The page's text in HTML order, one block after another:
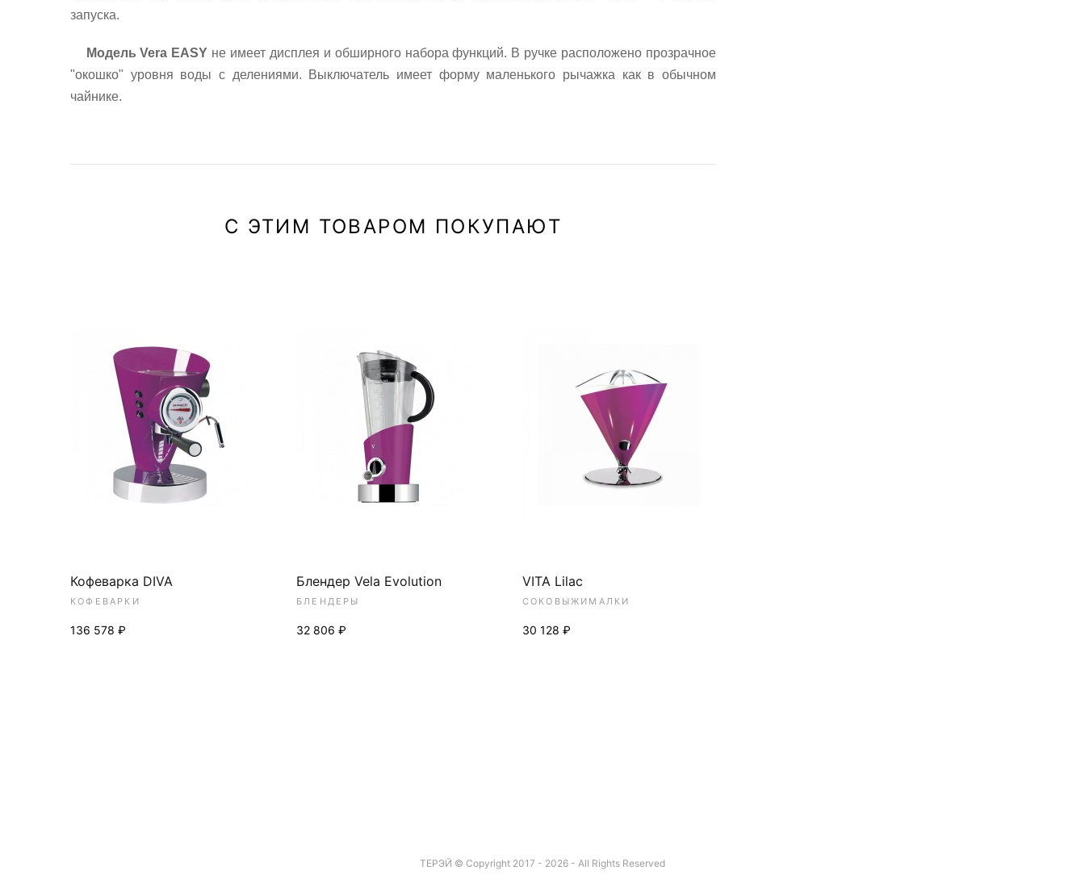
запуска.
Модель Vera EASY не имеет дисплея и обширного набора функций. В ручке расположено прозрачное
"окошко" уровня воды с делениями. Выключатель имеет форму маленького рычажка как в обычном
чайнике.
С ЭТИМ ТОВАРОМ ПОКУПАЮТ
Кофеварка DIVA
КОФЕВАРКИ
136 578 ₽
Блендер Vela Evolution
БЛЕНДЕРЫ
32 806 ₽
VITA Lilac
СОКОВЫЖИМАЛКИ
30 128 ₽
ТЕРЭЙ © Copyright 2017 - 2026 - All Rights Reserved